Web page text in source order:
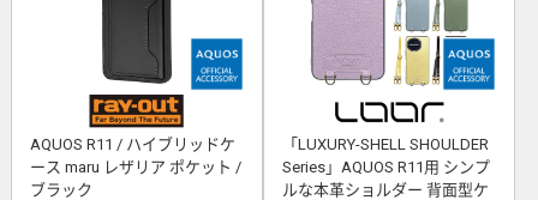
AQUOS R11 / ハイブリッドケ
ース maru レザリア ポケット /
ブラック
「LUXURY-SHELL SHOULDER
Series」AQUOS R11用 シンプ
ルな本革ショルダー 背面型ケ